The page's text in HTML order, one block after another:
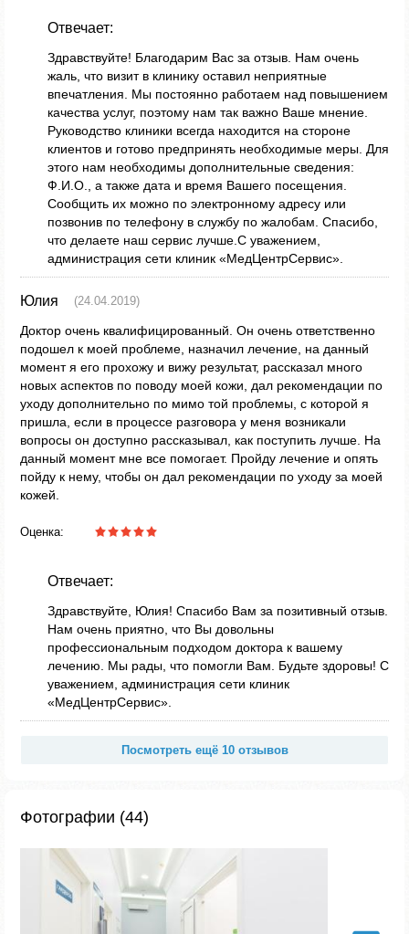
Отвечает:
Здравствуйте! Благодарим Вас за отзыв. Нам очень
жаль, что визит в клинику оставил неприятные
впечатления. Мы постоянно работаем над повышением
качества услуг, поэтому нам так важно Ваше мнение.
Руководство клиники всегда находится на стороне
клиентов и готово предпринять необходимые меры. Для
этого нам необходимы дополнительные сведения:
Ф.И.О., а также дата и время Вашего посещения.
Сообщить их можно по электронному адресу или
позвонив по телефону в службу по жалобам. Спасибо,
что делаете наш сервис лучше.С уважением,
администрация сети клиник «МедЦентрСервис».
Юлия (24.04.2019)
Доктор очень квалифицированный. Он очень ответственно
подошел к моей проблеме, назначил лечение, на данный
момент я его прохожу и вижу результат, рассказал много
новых аспектов по поводу моей кожи, дал рекомендации по
уходу дополнительно по мимо той проблемы, с которой я
пришла, если в процессе разговора у меня возникали
вопросы он доступно рассказывал, как поступить лучше. На
данный момент мне все помогает. Пройду лечение и опять
пойду к нему, чтобы он дал рекомендации по уходу за моей
кожей.
Оценка:
Отвечает:
Здравствуйте, Юлия! Спасибо Вам за позитивный отзыв.
Нам очень приятно, что Вы довольны
профессиональным подходом доктора к вашему
лечению. Мы рады, что помогли Вам. Будьте здоровы! С
уважением, администрация сети клиник
«МедЦентрСервис».
Посмотреть ещё 10 отзывов
Фотографии (44)